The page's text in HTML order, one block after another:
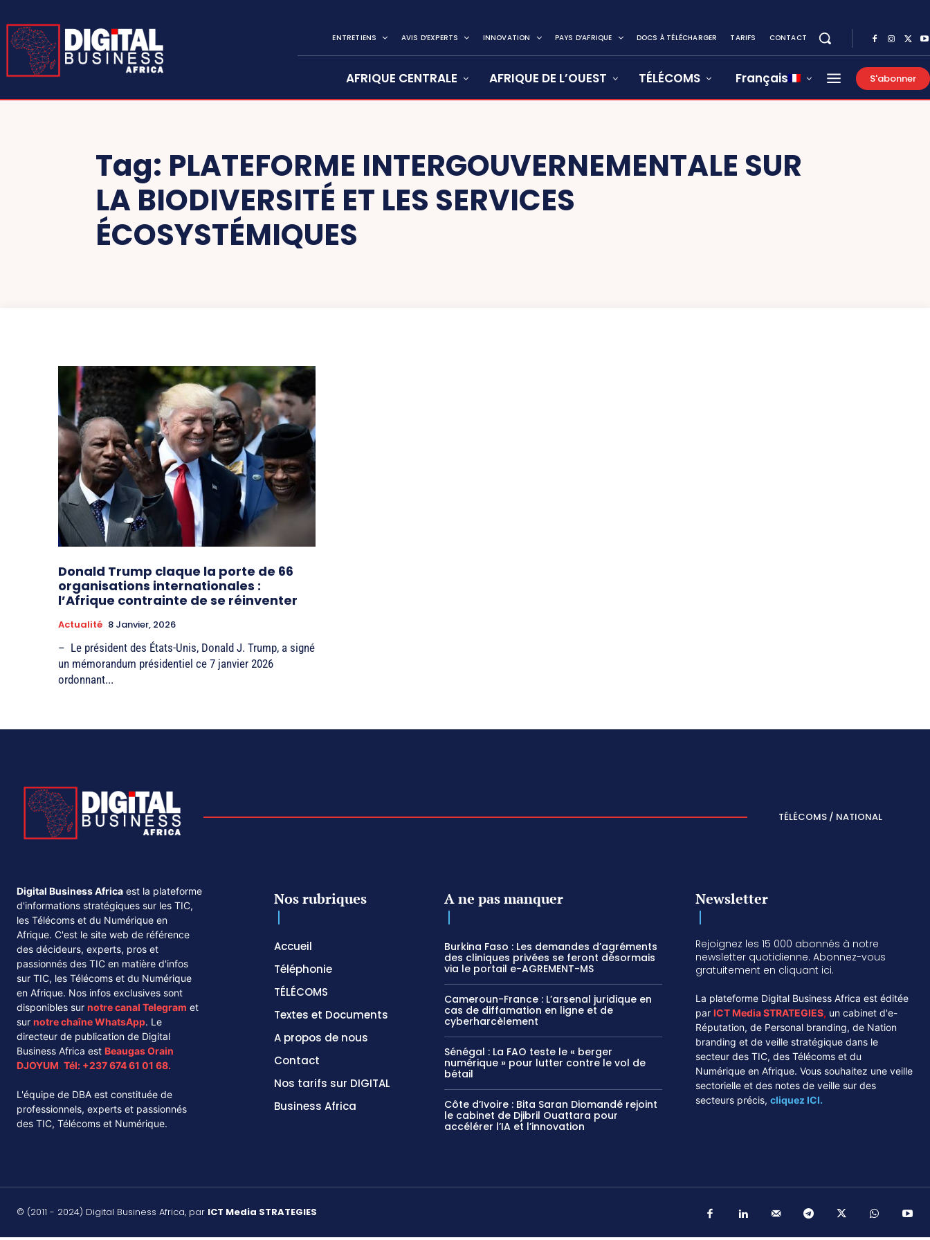
ENTRETIENS AVIS D’EXPERTS INNOVATION PAYS D’AFRIQUE DOCS À TÉLÉCHARGER TARIFS CONTACT
AFRIQUE CENTRALE AFRIQUE DE L’OUEST TÉLÉCOMS Français S'abonner
Tag: PLATEFORME INTERGOUVERNEMENTALE SUR
LA BIODIVERSITÉ ET LES SERVICES
ÉCOSYSTÉMIQUES
Donald Trump claque la porte de 66
organisations internationales :
l’Afrique contrainte de se réinventer
Actualité 8 Janvier, 2026
– Le président des États-Unis, Donald J. Trump, a signé
un mémorandum présidentiel ce 7 janvier 2026
ordonnant...
TÉLÉCOMS / NATIONAL
Digital Business Africa est la plateforme
d'informations stratégiques sur les TIC,
les Télécoms et du Numérique en
Afrique. C'est le site web de référence
des décideurs, experts, pros et
passionnés des TIC en matière d'infos
sur TIC, les Télécoms et du Numérique
en Afrique. Nos infos exclusives sont
disponibles sur notre canal Telegram et
sur notre chaîneWhatsApp. Le
directeur de publication de Digital
Business Africa est Beaugas Orain
DJOYUM. Tél: +237 674 61 01 68.
L'équipe de DBA est constituée de
professionnels, experts et passionnés
des TIC, Télécoms et Numérique.
Nos rubriques
Accueil
Téléphonie
TÉLÉCOMS
Textes et Documents
A propos de nous
Contact
Nos tarifs sur DIGITAL
Business Africa
A ne pas manquer
Burkina Faso : Les demandes d’agréments
des cliniques privées se feront désormais
via le portail e-AGREMENT-MS
Cameroun-France : L’arsenal juridique en
cas de diffamation en ligne et de
cyberharcèlement
Sénégal : La FAO teste le « berger
numérique » pour lutter contre le vol de
bétail
Côte d’Ivoire : Bita Saran Diomandé rejoint
le cabinet de Djibril Ouattara pour
accélérer l’IA et l’innovation
Newsletter
Rejoignez les 15 000 abonnés à notre
newsletter quotidienne. Abonnez-vous
gratuitement en cliquant ici.
La plateforme Digital Business Africa est éditée
parICT Media STRATEGIES, un cabinet d'e-
Réputation, de Personal branding, de Nation
branding et de veille stratégique dans le
secteur des TIC, des Télécoms et du
Numérique en Afrique. Vous souhaitez une veille
sectorielle et des notes de veille sur des
secteurs précis, cliquez ICI.
© (2011 - 2024) Digital Business Africa, par ICT Media STRATEGIES